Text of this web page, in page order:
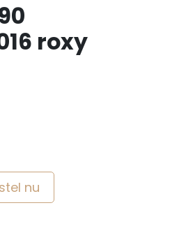
roxy
nu